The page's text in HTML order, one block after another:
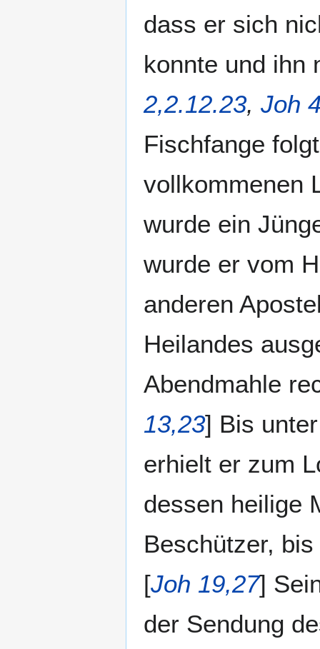
dass er sich
konnte und ihn
2,2.12.23, Joh
Fischfange
vollkommenen
wurde ein
wurde er vom
anderen
Heilandes
Abendmahle
13,23] Bis
erhielt er zum
dessen heilige
Beschützer,
[Joh 19,27]
der Sendung